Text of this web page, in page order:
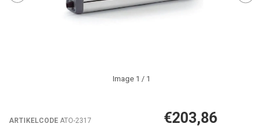
Image 1 / 1
ARTIKELCODE ATO-2317 €203,86